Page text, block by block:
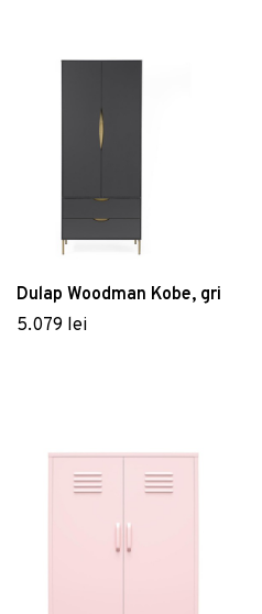
Dulap Woodman Kobe, gri
5.079 lei